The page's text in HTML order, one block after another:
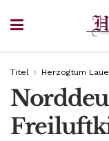
Titel Herzogtum